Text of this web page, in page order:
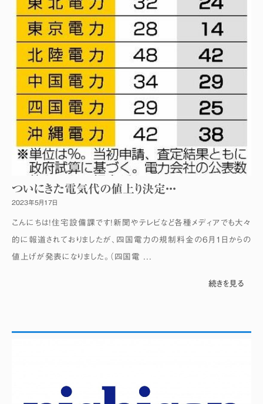
ついにきた電気代の値上り決定・・・
2023年5月17日
こんにちは！住宅設備課です！新聞やテレビなど各種メディアでも大々
的に報道されておりましたが、四国電力の規制料金の6月1日からの
値上げが発表になりました。（四国電 ...
続きを見る